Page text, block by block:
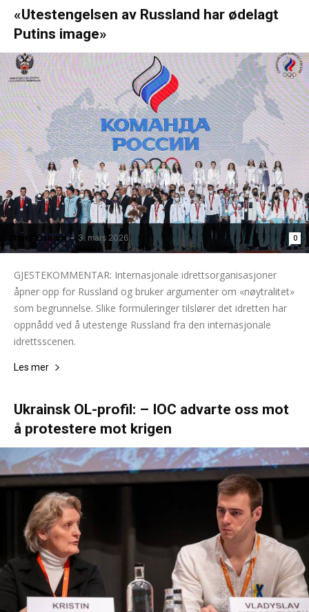
«Utestengelsen av Russland har ødelagt
Putins image»
Stanis Elsborg - 3. mars 2026 0
GJESTEKOMMENTAR: Internasjonale idrettsorganisasjoner
åpner opp for Russland og bruker argumenter om «nøytralitet»
som begrunnelse. Slike formuleringer tilslører det idretten har
oppnådd ved å utestenge Russland fra den internasjonale
idrettsscenen.
Les mer
Ukrainsk OL-profil: – IOC advarte oss mot
å protestere mot krigen